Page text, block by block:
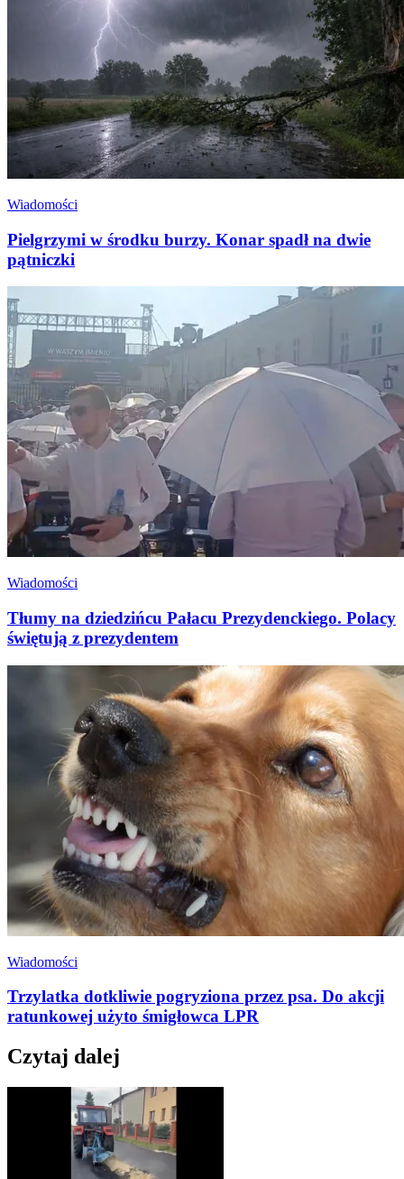
Wiadomości
Pielgrzymi w środku burzy. Konar spadł na dwie
pątniczki
Wiadomości
Tłumy na dziedzińcu Pałacu Prezydenckiego. Polacy
świętują z prezydentem
Wiadomości
Trzylatka dotkliwie pogryziona przez psa. Do akcji
ratunkowej użyto śmigłowca LPR
Czytaj dalej